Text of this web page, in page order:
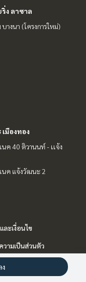
ง ลาซาล
างนา (โครงการใหม่)
มืองทอง
ค 40 ติวานนท์ - เเจ้ง
นค แจ้งวัฒนะ 2
ละเงื่อนไข
วามเป็นส่วนตัว